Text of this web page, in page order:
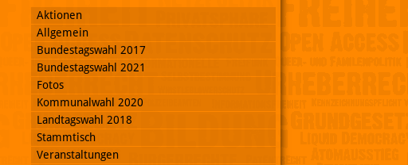
Aktionen
Allgemein
Bundestagswahl 2017
Bundestagswahl 2021
Fotos
Kommunalwahl 2020
Landtagswahl 2018
Stammtisch
Veranstaltungen